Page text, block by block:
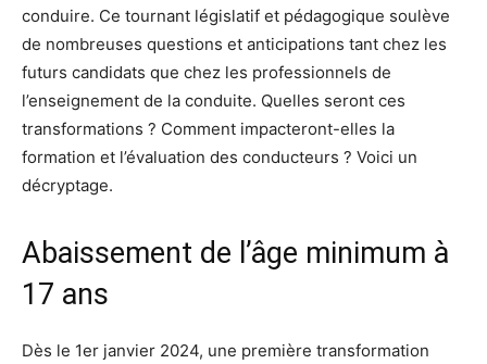
conduire. Ce tournant législatif et pédagogique soulève
de nombreuses questions et anticipations tant chez les
futurs candidats que chez les professionnels de
l’enseignement de la conduite. Quelles seront ces
transformations ? Comment impacteront-elles la
formation et l’évaluation des conducteurs ? Voici un
décryptage.
Abaissement de l’âge minimum à
17 ans
Dès le 1er janvier 2024, une première transformation